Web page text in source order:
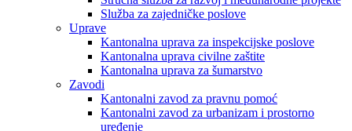
Služba za zajedničke poslove
Uprave
Kantonalna uprava za inspekcijske poslove
Kantonalna uprava civilne zaštite
Kantonalna uprava za šumarstvo
Zavodi
Kantonalni zavod za pravnu pomoć
Kantonalni zavod za urbanizam i prostorno
uređenje